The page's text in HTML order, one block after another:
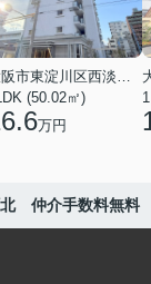
大阪市東淀川区西淡路１丁目
(50.02㎡)
万円
北 仲介手数料無料